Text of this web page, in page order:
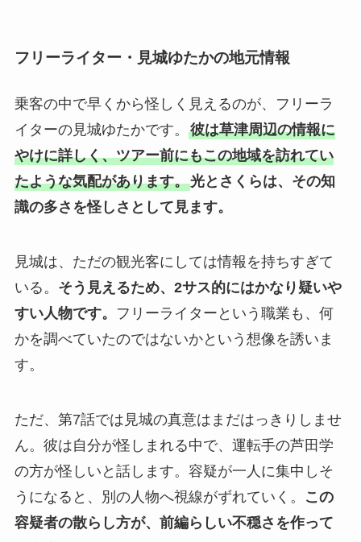
フリーライター・見城ゆたかの地元情報
乗客の中で早くから怪しく見えるのが、フリーラ
イターの見城ゆたかです。 彼は草津周辺の情報に
やけに詳しく、ツアー前にもこの地域を訪れてい
たような気配があります。光とさくらは、その知
識の多さを怪しさとして見ます。
見城は、ただの観光客にしては情報を持ちすぎて
いる。 そう見えるため、2サス的にはかなり疑いや
すい人物です。
フリーライターという職業も、何
かを調べていたのではないかという想像を誘いま
す。
ただ、第7話では見城の真意はまだはっきりしませ
ん。彼は自分が怪しまれる中で、運転手の芦田学
の方が怪しいと話します。容疑が一人に集中しそ
うになると、別の人物へ視線がずれていく。
この
容疑者の散らし方が、前編らしい不穏さを作って